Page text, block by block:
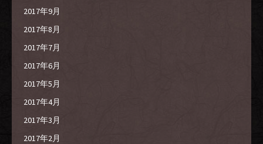
2017年9月
2017年8月
2017年7月
2017年6月
2017年5月
2017年4月
2017年3月
2017年2月